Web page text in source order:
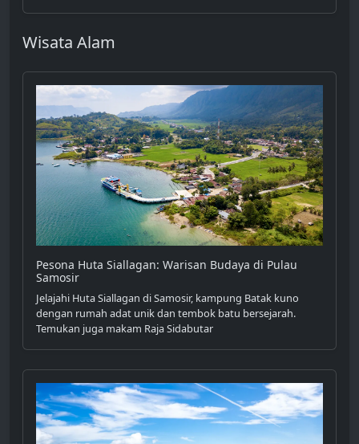
Wisata Alam
Pesona Huta Siallagan: Warisan Budaya di Pulau
Samosir
Jelajahi Huta Siallagan di Samosir, kampung Batak kuno
dengan rumah adat unik dan tembok batu bersejarah.
Temukan juga makam Raja Sidabutar